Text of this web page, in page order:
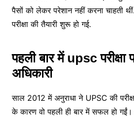
पैसों को लेकर परेशान नहीं करना चाहती
परीक्षा की तैयारी शुरू हो गई.
पहली बार में upsc
अधिकारी
साल 2012 में अनुराधा ने UPSC की
के कारण वो पहली ही बार में सफल हो गईं।